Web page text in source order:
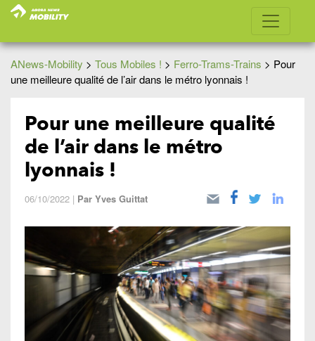
ANews-Mobility > Tous Mobiles ! > Ferro-Trams-Trains > Pour
une meilleure qualité de l’air dans le métro lyonnais !
Pour une meilleure qualité
de l’air dans le métro
lyonnais !
06/10/2022 | Par Yves Guittat